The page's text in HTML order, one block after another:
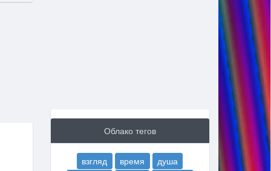
Облако тегов
взгляд время
душа